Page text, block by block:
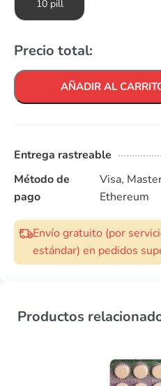
10 pill
Precio total:
AÑADIR AL
Entrega rastreable
Método de
pago
Visa,
Ethereum
Envío gratuito (por
estándar) en pedidos
Productos